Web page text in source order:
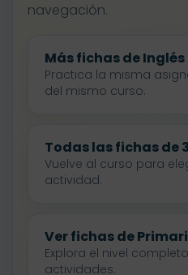
navegación.
Más fichas de Inglés
Practica la misma
del mismo curso.
Todas las fichas de
Vuelve al curso para
actividad.
Ver fichas de
Explora el nivel
actividades.